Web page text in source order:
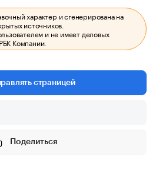
характер и сгенерирована на
источников.
и не имеет деловых
Компании.
страницей
Поделиться